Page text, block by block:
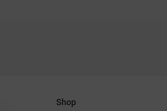
Shop